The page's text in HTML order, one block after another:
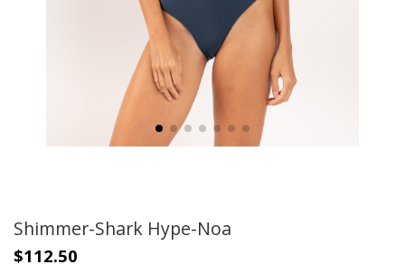
Shimmer-Shark Hype-Noa
$112.50